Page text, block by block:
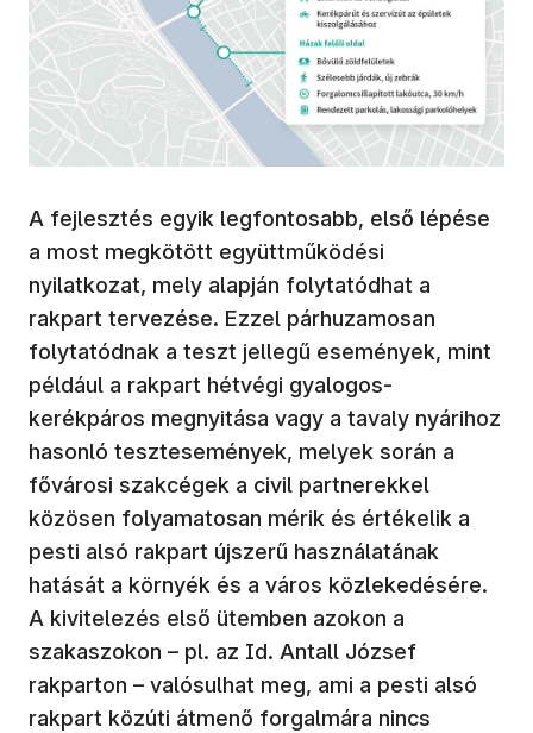
A fejlesztés egyik legfontosabb, első lépése
a most megkötött együttműködési
nyilatkozat, mely alapján folytatódhat a
rakpart tervezése. Ezzel párhuzamosan
folytatódnak a teszt jellegű események, mint
például a rakpart hétvégi gyalogos-
kerékpáros megnyitása vagy a tavaly nyárihoz
hasonló tesztesemények, melyek során a
fővárosi szakcégek a civil partnerekkel
közösen folyamatosan mérik és értékelik a
pesti alsó rakpart újszerű használatának
hatását a környék és a város közlekedésére.
A kivitelezés első ütemben azokon a
szakaszokon – pl. az Id. Antall József
rakparton – valósulhat meg, ami a pesti alsó
rakpart közúti átmenő forgalmára nincs